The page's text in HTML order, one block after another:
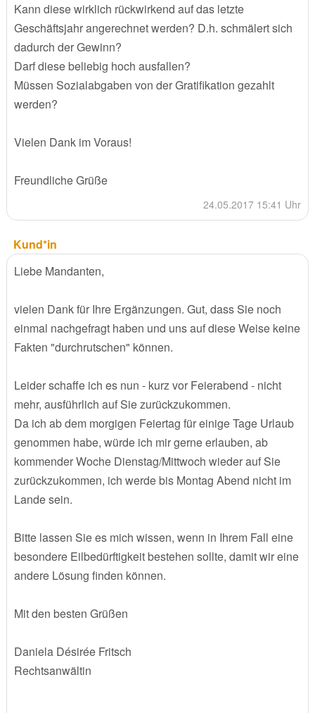
Kann diese wirklich rückwirkend auf das letzte
Geschäftsjahr angerechnet werden? D.h. schmälert sich
dadurch der Gewinn?
Darf diese beliebig hoch ausfallen?
Müssen Sozialabgaben von der Gratifikation gezahlt
werden?
Vielen Dank im Voraus!
Freundliche Grüße
24.05.2017 15:41 Uhr
Kund*in
Liebe Mandanten,
vielen Dank für Ihre Ergänzungen. Gut, dass Sie noch
einmal nachgefragt haben und uns auf diese Weise keine
Fakten "durchrutschen" können.
Leider schaffe ich es nun - kurz vor Feierabend - nicht
mehr, ausführlich auf Sie zurückzukommen.
Da ich ab dem morgigen Feiertag für einige Tage Urlaub
genommen habe, würde ich mir gerne erlauben, ab
kommender Woche Dienstag/Mittwoch wieder auf Sie
zurückzukommen, ich werde bis Montag Abend nicht im
Lande sein.
Bitte lassen Sie es mich wissen, wenn in Ihrem Fall eine
besondere Eilbedürftigkeit bestehen sollte, damit wir eine
andere Lösung finden können.
Mit den besten Grüßen
Daniela Désirée Fritsch
Rechtsanwältin